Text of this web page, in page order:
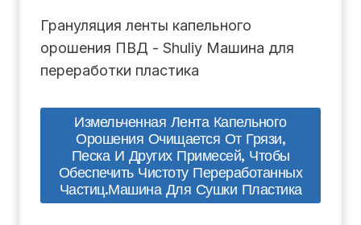
Грануляция ленты капельного
орошения ПВД - Shuliy Машина для
переработки пластика
Измельченная Лента Капельного
Орошения Очищается От Грязи,
Песка И Других Примесей, Чтобы
Обеспечить Чистоту Переработанных
Частиц.машина Для Сушки Пластика